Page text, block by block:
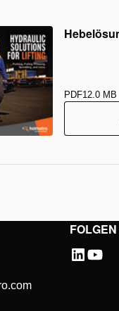
PDF12.0 MB